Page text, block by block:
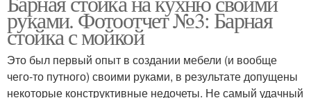
руками. Фотоотчет №3: Барная
стойка с мойкой
Это был первый опыт в создании мебели (и вообще
чего-то путного) своими руками, в результате допущены
некоторые конструктивные недочеты. Не самый удачный